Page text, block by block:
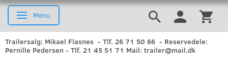
Skifte navigation
Menu
Trailersalg: Mikael Flasnes - Tlf. 26 71 50 66 - Reservedele:
Pernille Pedersen - Tlf. 21 45 51 71 Mail: trailer@mail.dk